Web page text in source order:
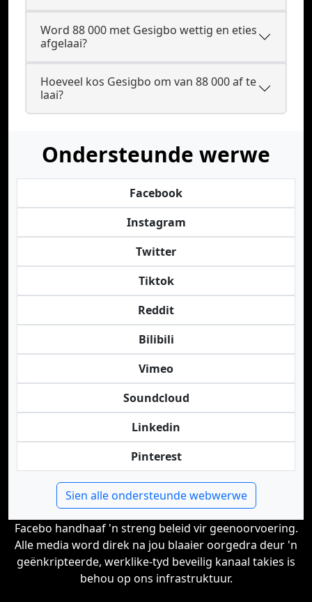
Word 88 000 met Gesigbo wettig en eties
afgelaai?
Hoeveel kos Gesigbo om van 88 000 af te
laai?
Ondersteunde werwe
Facebook
Instagram
Twitter
Tiktok
Reddit
Bilibili
Vimeo
Soundcloud
Linkedin
Pinterest
Sien alle ondersteunde webwerwe
Facebo handhaaf 'n streng beleid vir geenoorvoering.
Alle media word direk na jou blaaier oorgedra deur 'n
geënkripteerde, werklike-tyd beveilig kanaal takies is
behou op ons infrastruktuur.